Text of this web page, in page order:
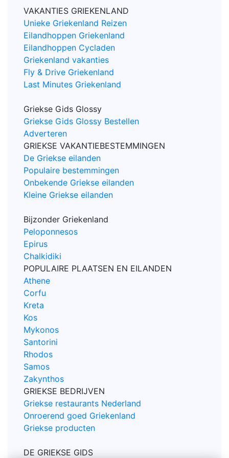
VAKANTIES GRIEKENLAND
Unieke Griekenland Reizen
Eilandhoppen Griekenland
Eilandhoppen Cycladen
Griekenland vakanties
Fly & Drive Griekenland
Last Minutes Griekenland
Griekse Gids Glossy
Griekse Gids Glossy Bestellen
Adverteren
GRIEKSE VAKANTIEBESTEMMINGEN
De Griekse eilanden
Populaire bestemmingen
Onbekende Griekse eilanden
Kleine Griekse eilanden
Bijzonder Griekenland
Peloponnesos
Epirus
Chalkidiki
POPULAIRE PLAATSEN EN EILANDEN
Athene
Corfu
Kreta
Kos
Mykonos
Santorini
Rhodos
Samos
Zakynthos
GRIEKSE BEDRIJVEN
Griekse restaurants Nederland
Onroerend goed Griekenland
Griekse producten
DE GRIEKSE GIDS